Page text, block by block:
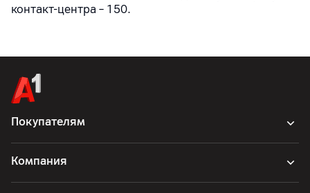
контакт-центра – 150.
Покупателям
Компания